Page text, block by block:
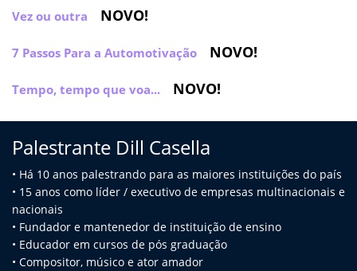
Vez ou outra NOVO!
7 Passos Para a Automotivação NOVO!
Tempo, tempo que voa... NOVO!
Palestrante Dill Casella
• Há 10 anos palestrando para as maiores instituições do país
• 15 anos como líder / executivo de empresas multinacionais e
nacionais
• Fundador e mantenedor de instituição de ensino
• Educador em cursos de pós graduação
• Compositor, músico e ator amador